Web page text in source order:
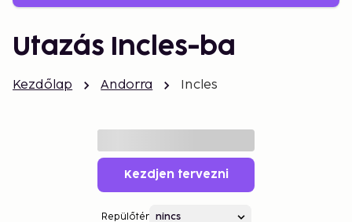
Utazás Incles-ba
Kezdőlap Andorra Incles
Kezdjen tervezni
Repülőtér